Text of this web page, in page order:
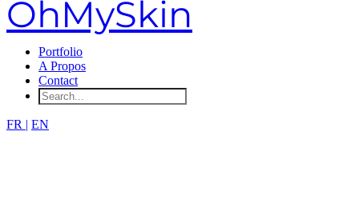
OhMySkin
Portfolio
A Propos
Contact
FR | EN